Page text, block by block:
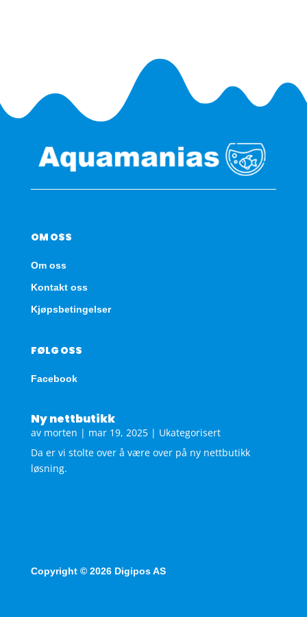
OM OSS
Om oss
Kontakt oss
Kjøpsbetingelser
FØLG OSS
Facebook
Ny nettbutikk
av morten | mar 19, 2025| Ukategorisert
Da er vi stolte over å være over på ny nettbutikk
løsning.
Copyright © 2026 Digipos AS